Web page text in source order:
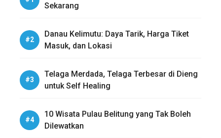
Sekarang
Danau Kelimutu: Daya Tarik, Harga Tiket
Masuk, dan Lokasi
Telaga Merdada, Telaga Terbesar di Dieng
untuk Self Healing
10 Wisata Pulau Belitung yang Tak Boleh
Dilewatkan